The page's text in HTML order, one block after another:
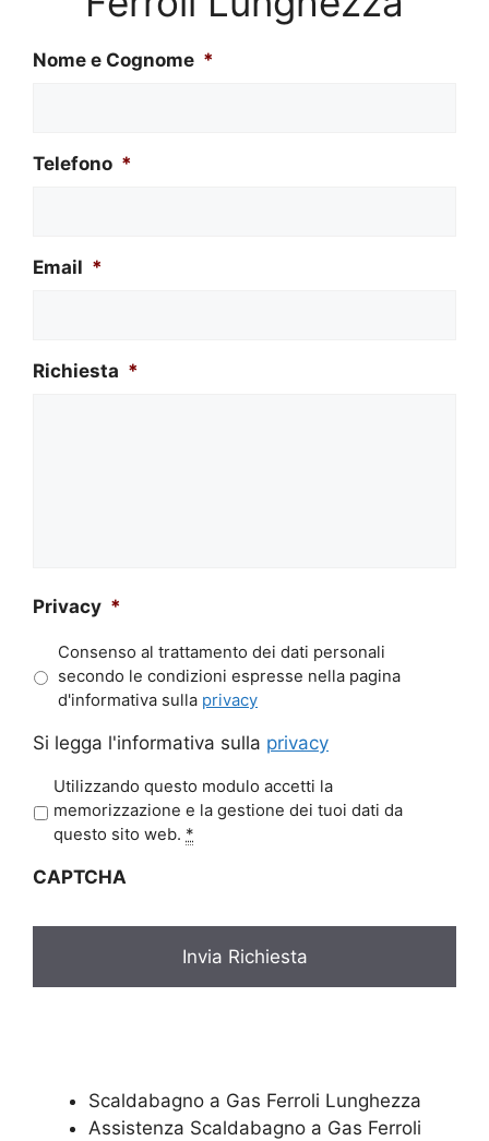
Nome e Cognome *
Telefono *
Email *
Richiesta *
Privacy *
Consenso al trattamento dei dati personali
secondo le condizioni espresse nella pagina
d'informativa sulla privacy
Si legga l'informativa sulla privacy
r
a
y
Utilizzando questo modulo accetti la
memorizzazione e la gestione dei tuoi dati da
questo sito web. *
CAPTCHA
Scaldabagno a Gas Ferroli Lunghezza
Assistenza Scaldabagno a Gas Ferroli